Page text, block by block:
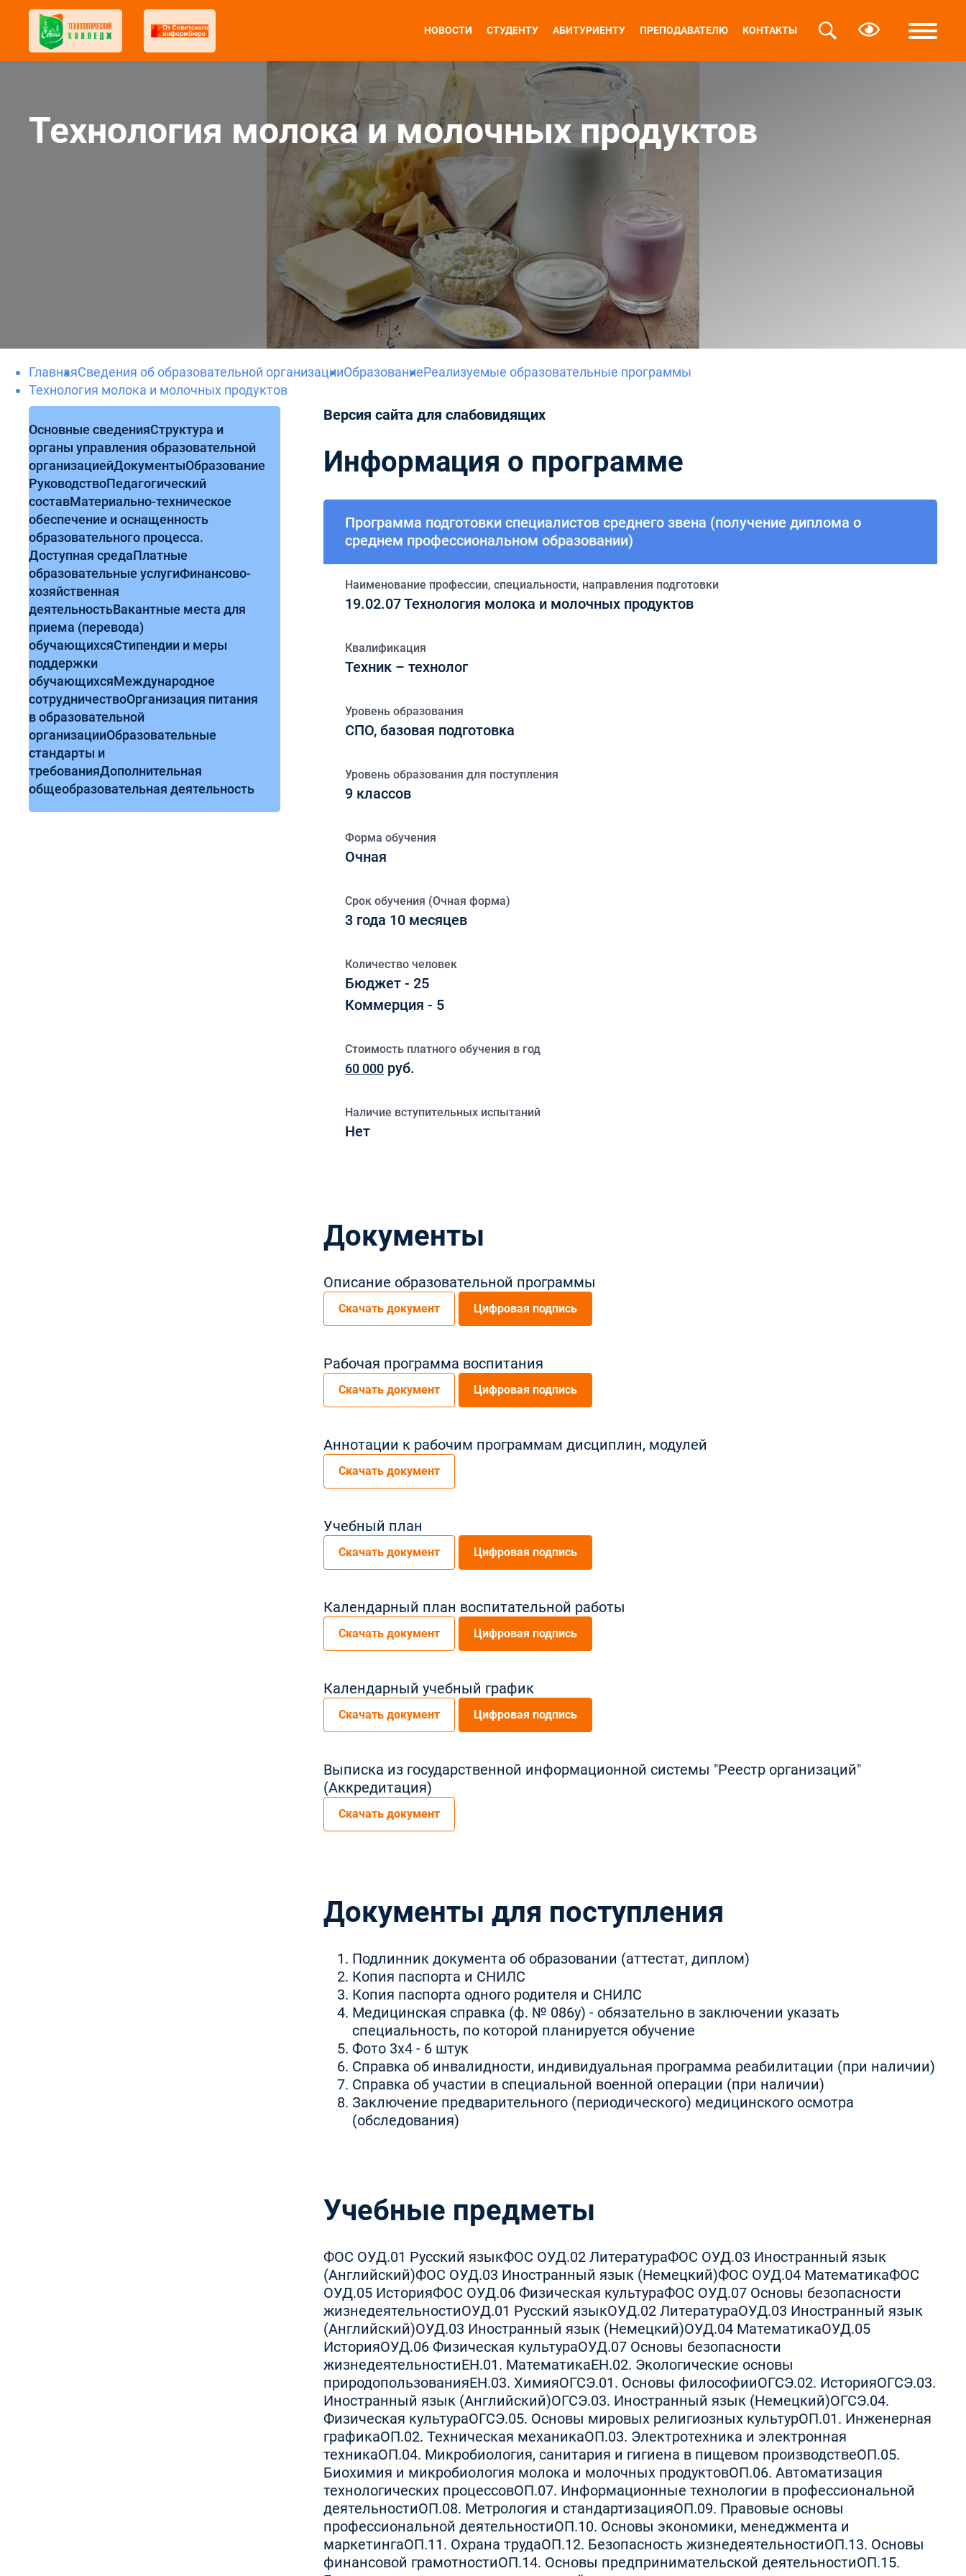
НОВОСТИ СТУДЕНТУ АБИТУРИЕНТУ ПРЕПОДАВАТЕЛЮ КОНТАКТЫ
Технология молока и молочных продуктов
ГлавнаяСведения об образовательной организацииОбразованиеРеализуемые образовательные программы
Технология молока и молочных продуктов
Основные сведенияСтруктура и
органы управления образовательной
организациейДокументыОбразование
РуководствоПедагогический
составМатериально-техническое
обеспечение и оснащенность
образовательного процесса.
Доступная средаПлатные
образовательные услугиФинансово-
хозяйственная
деятельностьВакантные места для
приема (перевода)
обучающихсяСтипендии и меры
поддержки
обучающихсяМеждународное
сотрудничествоОрганизация питания
в образовательной
организацииОбразовательные
стандарты и
требованияДополнительная
общеобразовательная деятельность
Версия сайта для слабовидящих
Информация о программе
Программа подготовки специалистов среднего звена (получение диплома о
среднем профессиональном образовании)
Наименование профессии, специальности, направления подготовки
19.02.07Технология молока и молочных продуктов
Квалификация
Техник – технолог
Уровень образования
СПО, базовая подготовка
Уровень образования для поступления
9 классов
Форма обучения
Очная
Срок обучения (Очная форма)
3 года 10 месяцев
Количество человек
Бюджет - 25
Коммерция - 5
Стоимость платного обучения в год
60 000 руб.
Наличие вступительных испытаний
Нет
Документы
Описание образовательной программы
Скачать документ Цифровая подпись
Рабочая программа воспитания
Скачать документ Цифровая подпись
Аннотации к рабочим программам дисциплин, модулей
Скачать документ
Учебный план
Скачать документ Цифровая подпись
Календарный план воспитательной работы
Скачать документ Цифровая подпись
Календарный учебный график
Скачать документ Цифровая подпись
Выписка из государственной информационной системы "Реестр организаций"
(Аккредитация)
Скачать документ
Документы для поступления
Подлинник документа об образовании (аттестат, диплом)
Копия паспорта и СНИЛС
Копия паспорта одного родителя и СНИЛС
Медицинская справка (ф. № 086у) - обязательно в заключении указать
специальность, по которой планируется обучение
Фото 3x4 - 6 штук
Справка об инвалидности, индивидуальная программа реабилитации (при наличии)
Справка об участии в специальной военной операции (при наличии)
Заключение предварительного (периодического) медицинского осмотра
(обследования)
Учебные предметы
ФОС ОУД.01 Русский языкФОС ОУД.02 ЛитератураФОС ОУД.03 Иностранный язык
(Английский)ФОС ОУД.03 Иностранный язык (Немецкий)ФОС ОУД.04 МатематикаФОС
ОУД.05 ИсторияФОС ОУД.06 Физическая культураФОС ОУД.07 Основы безопасности
жизнедеятельностиОУД.01 Русский языкОУД.02 ЛитератураОУД.03 Иностранный язык
(Английский)ОУД.03 Иностранный язык (Немецкий)ОУД.04 МатематикаОУД.05
ИсторияОУД.06 Физическая культураОУД.07 Основы безопасности
жизнедеятельностиЕН.01. МатематикаЕН.02. Экологические основы
природопользованияЕН.03. ХимияОГСЭ.01. Основы философииОГСЭ.02. ИсторияОГСЭ.03.
Иностранный язык (Английский)ОГСЭ.03. Иностранный язык (Немецкий)ОГСЭ.04.
Физическая культураОГСЭ.05. Основы мировых религиозных культурОП.01. Инженерная
графикаОП.02. Техническая механикаОП.03. Электротехника и электронная
техникаОП.04. Микробиология, санитария и гигиена в пищевом производствеОП.05.
Биохимия и микробиология молока и молочных продуктовОП.06. Автоматизация
технологических процессовОП.07. Информационные технологии в профессиональной
деятельностиОП.08. Метрология и стандартизацияОП.09. Правовые основы
профессиональной деятельностиОП.10. Основы экономики, менеджмента и
маркетингаОП.11. Охрана трудаОП.12. Безопасность жизнедеятельностиОП.13. Основы
финансовой грамотностиОП.14. Основы предпринимательской деятельностиОП.15.